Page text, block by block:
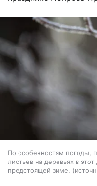
По особенностям погоды,
листьев на деревьях в
предстоящей зиме.